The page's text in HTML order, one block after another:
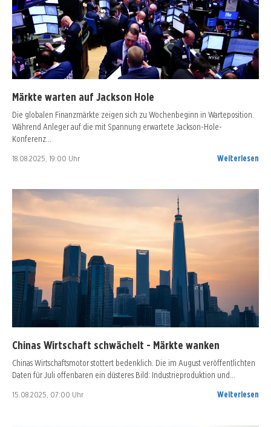
Märkte warten auf Jackson Hole
Die globalen Finanzmärkte zeigen sich zu Wochenbeginn in Warteposition.
Während Anleger auf die mit Spannung erwartete Jackson-Hole-
Konferenz…
18.08.2025, 19:00 Uhr Weiterlesen
Chinas Wirtschaft schwächelt - Märkte wanken
Chinas Wirtschaftsmotor stottert bedenklich. Die im August veröffentlichten
Daten für Juli offenbaren ein düsteres Bild: Industrieproduktion und…
15.08.2025, 07:00 Uhr Weiterlesen